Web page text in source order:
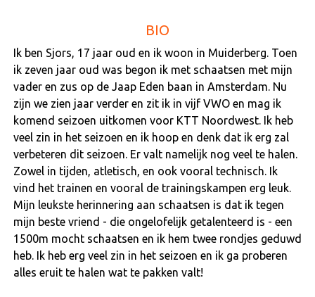
BIO
Ik ben Sjors, 17 jaar oud en ik woon in Muiderberg. Toen
ik zeven jaar oud was begon ik met schaatsen met mijn
vader en zus op de Jaap Eden baan in Amsterdam. Nu
zijn we zien jaar verder en zit ik in vijf VWO en mag ik
komend seizoen uitkomen voor KTT Noordwest. Ik heb
veel zin in het seizoen en ik hoop en denk dat ik erg zal
verbeteren dit seizoen. Er valt namelijk nog veel te halen.
Zowel in tijden, atletisch, en ook vooral technisch. Ik
vind het trainen en vooral de trainingskampen erg leuk.
Mijn leukste herinnering aan schaatsen is dat ik tegen
mijn beste vriend - die ongelofelijk getalenteerd is - een
1500m mocht schaatsen en ik hem twee rondjes geduwd
heb. Ik heb erg veel zin in het seizoen en ik ga proberen
alles eruit te halen wat te pakken valt!